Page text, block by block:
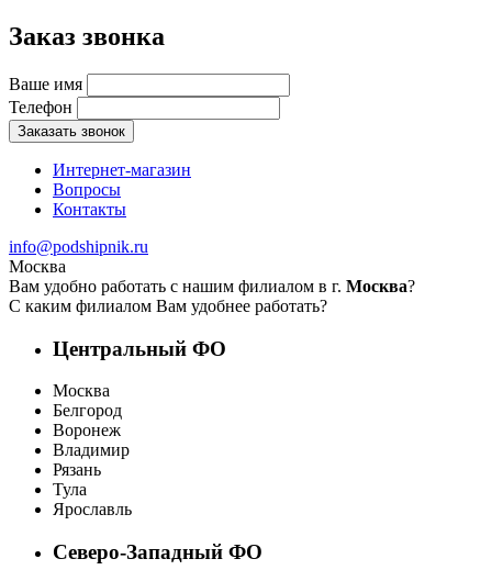
Заказ звонка
Ваше имя
Телефон
Заказать звонок
Интернет-магазин
Вопросы
Контакты
info@podshipnik.ru
Москва
Вам удобно работать с нашим филиалом в г. Москва?
С каким филиалом Вам удобнее работать?
Центральный ФО
Москва
Белгород
Воронеж
Владимир
Рязань
Тула
Ярославль
Северо-Западный ФО